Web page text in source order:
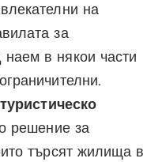
на
за
наем в някои части
туристическо
решение за
търсят жилища в